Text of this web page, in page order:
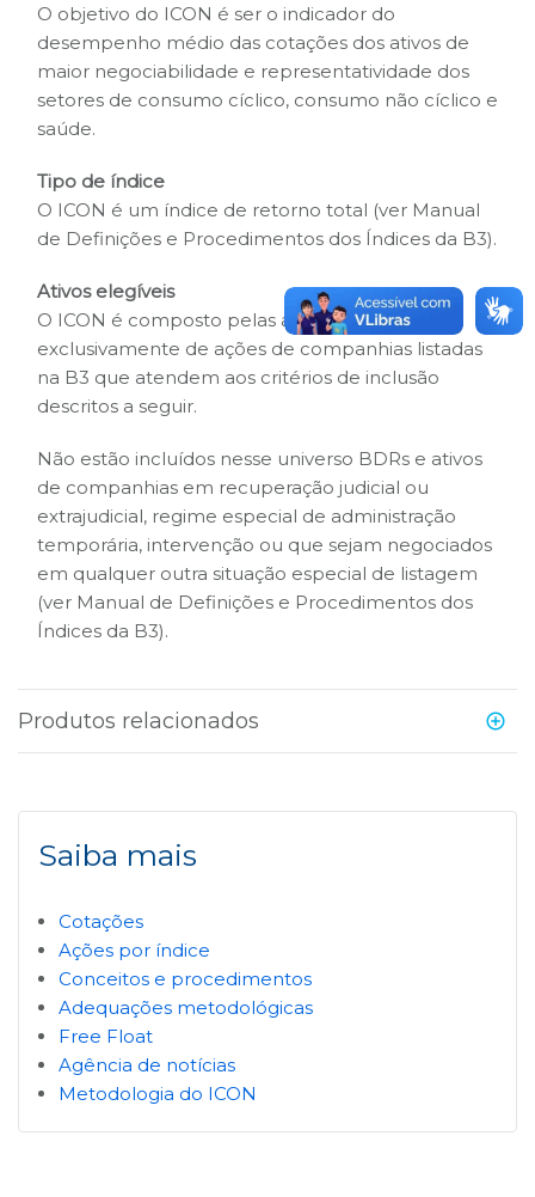
O objetivo do ICON é ser o indicador do
desempenho médio das cotações dos ativos de
maior negociabilidade e representatividade dos
setores de consumo cíclico, consumo não cíclico e
saúde.
Tipo de índice
O ICON é um índice de retorno total (ver Manual
de Definições e Procedimentos dos Índices da B3).
Ativos elegíveis
O ICON é composto pelas ações e units
exclusivamente de ações de companhias listadas
na B3 que atendem aos critérios de inclusão
descritos a seguir.
Não estão incluídos nesse universo BDRs e ativos
de companhias em recuperação judicial ou
extrajudicial, regime especial de administração
temporária, intervenção ou que sejam negociados
em qualquer outra situação especial de listagem
(ver Manual de Definições e Procedimentos dos
Índices da B3).
Produtos relacionados
Saiba mais
Cotações
Ações por índice
Conceitos e procedimentos
Adequações metodológicas
Free Float
Agência de notícias
Metodologia do ICON